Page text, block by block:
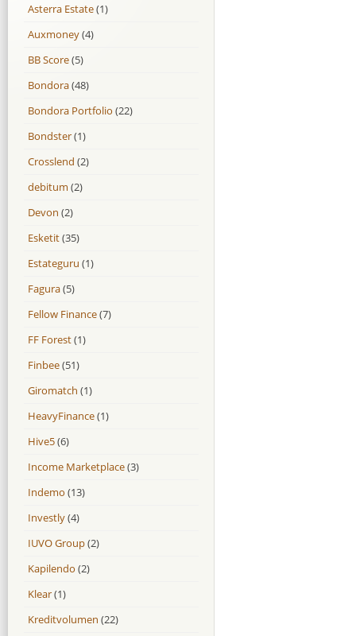
Asterra Estate(1)
Auxmoney(4)
BB Score(5)
Bondora(48)
Bondora Portfolio (22)
Bondster(1)
Crosslend (2)
debitum (2)
Devon (2)
Esketit(35)
Estateguru (1)
Fagura(5)
Fellow Finance(7)
FF Forest(1)
Finbee(51)
Giromatch (1)
HeavyFinance(1)
Hive5(6)
Income Marketplace(3)
Indemo (13)
Investly(4)
IUVO Group(2)
Kapilendo (2)
Klear(1)
Kreditvolumen (22)